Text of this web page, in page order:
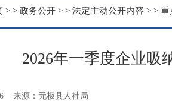
> > 政务公开 > > 法定主动公开内容 > > 重
2026年一季度企业吸
来源：无极县人社局